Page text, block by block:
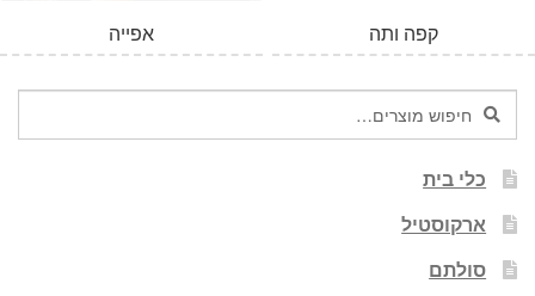
אפייה קפה ותה
חיפוש
עבור:
חיפוש
כלי בית
ארקוסטיל
סולתם